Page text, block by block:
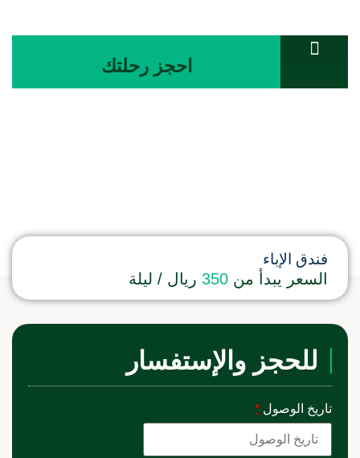
احجز رحلتك
فندق الإباء
السعر يبدأ من 350 ريال / ليلة
للحجز والإستفسار
تاريخ الوصول *